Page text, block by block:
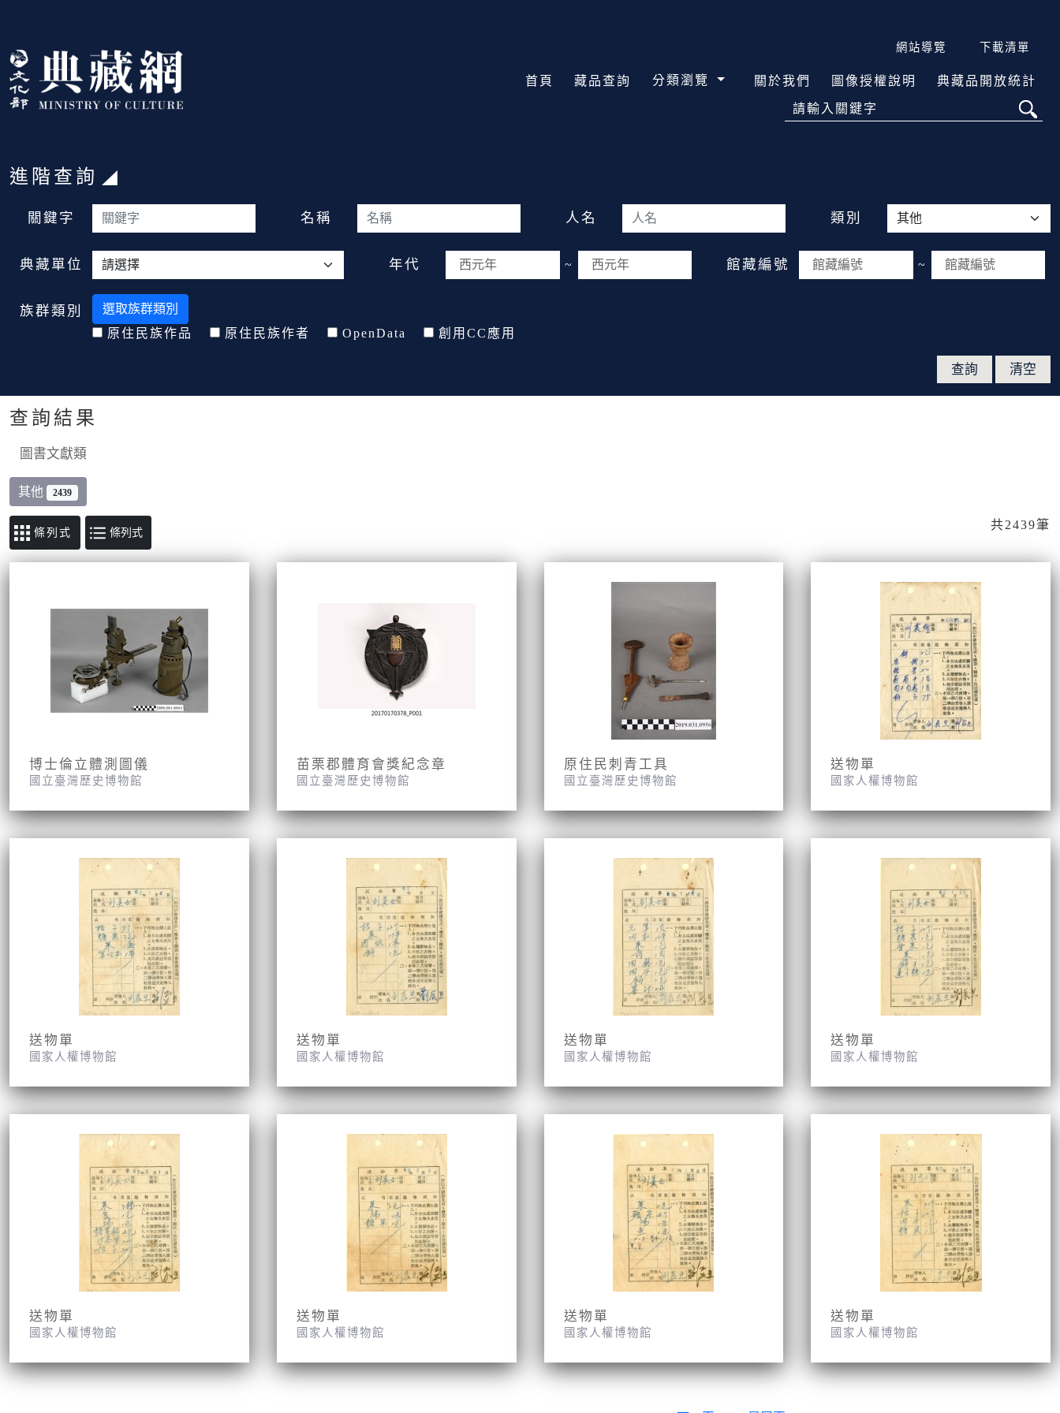
:::
網站導覽 下載清單
首頁 藏品查詢 分類瀏覽 關於我們 圖像授權說明 典藏品開放統計
請輸入關鍵字
:::
進階查詢
關鍵字 名稱 人名 類別
典藏單位 年代 ~ 館藏編號 ~
族群類別
選取族群類別
原住民族作品
原住民族作者 OpenData 創用CC應用
查詢結果
圖書文獻類
其他 2439
條列式
共2439筆
博士倫立體測圖儀
國立臺灣歷史博物館
苗栗郡體育會獎紀念章
國立臺灣歷史博物館
原住民刺青工具
國立臺灣歷史博物館
送物單
國家人權博物館
送物單
國家人權博物館
送物單
國家人權博物館
送物單
國家人權博物館
送物單
國家人權博物館
送物單
國家人權博物館
送物單
國家人權博物館
送物單
國家人權博物館
送物單
國家人權博物館